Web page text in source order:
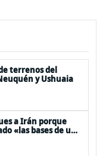
terrenos del
y Ushuaia
a Irán porque
«las bases de un